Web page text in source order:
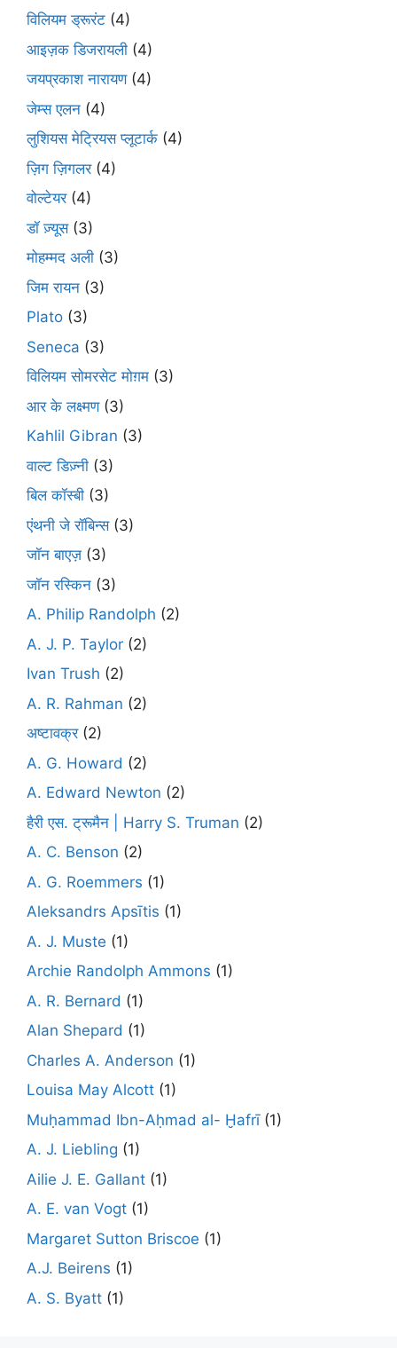
विलियम ड्रूरंट (4)
आइज़क डिजरायली (4)
जयप्रकाश नारायण(4)
जेम्स एलन (4)
लुशियस मेट्रियस प्लूटार्क (4)
ज़िग ज़िगलर(4)
वोल्टेयर(4)
डॉ ज़्यूस(3)
मोहम्मद अली (3)
जिम रायन (3)
Plato (3)
Seneca (3)
विलियम सोमरसेट मोग़म (3)
आर के लक्ष्मण(3)
Kahlil Gibran (3)
वाल्ट डिज़्नी (3)
बिल कॉस्बी (3)
एंथनी जे रॉबिन्स(3)
जॉन बाएज़ (3)
जॉन रस्किन (3)
A. Philip Randolph (2)
A. J. P. Taylor (2)
Ivan Trush (2)
A. R. Rahman (2)
अष्टावक्र(2)
A. G. Howard (2)
A. Edward Newton (2)
हैरी एस. ट्रूमैन | Harry S. Truman (2)
A. C. Benson (2)
A. G. Roemmers (1)
Aleksandrs Apsītis (1)
A. J. Muste (1)
Archie Randolph Ammons (1)
A. R. Bernard (1)
Alan Shepard (1)
Charles A. Anderson (1)
Louisa May Alcott (1)
Muḥammad Ibn-Aḥmad al- Ḫafrī(1)
A. J. Liebling (1)
Ailie J. E. Gallant (1)
A. E. van Vogt (1)
Margaret Sutton Briscoe (1)
A.J. Beirens (1)
A. S. Byatt (1)